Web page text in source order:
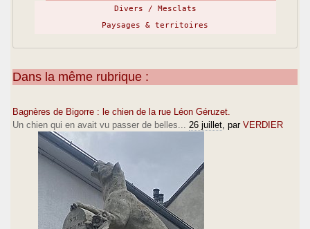
Divers / Mesclats
Paysages & territoires
Dans la même rubrique :
Bagnères de Bigorre : le chien de la rue Léon Géruzet.
Un chien qui en avait vu passer de belles...
26 juillet , par VERDIER